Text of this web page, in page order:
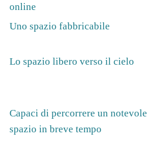
online
Uno spazio fabbricabile
Lo spazio libero verso il cielo
Capaci di percorrere un notevole
spazio in breve tempo